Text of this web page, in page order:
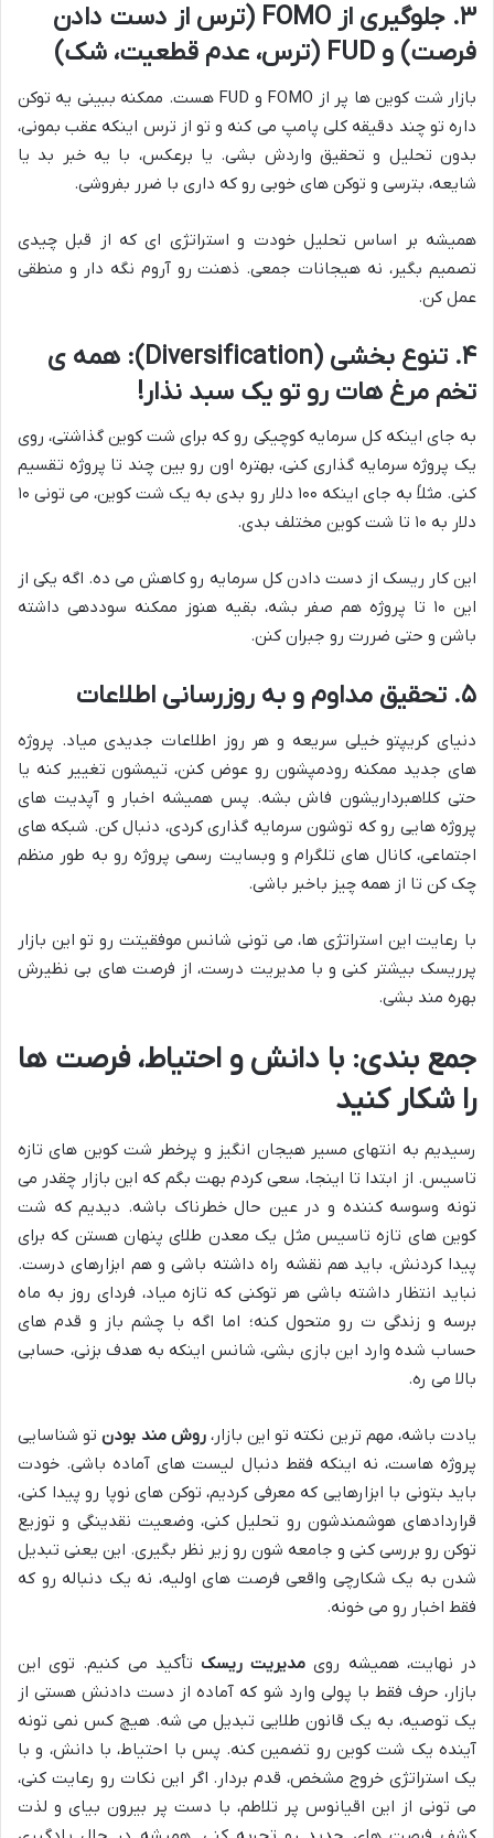
۳. جلوگیری از FOMO (ترس از دست دادن
فرصت) و FUD (ترس، عدم قطعیت، شک)
بازار شت کوین ها پر از FOMO و FUD هست. ممکنه ببینی یه توکن
داره تو چند دقیقه کلی پامپ می کنه و تو از ترس اینکه عقب بمونی،
بدون تحلیل و تحقیق واردش بشی. یا برعکس، با یه خبر بد یا
شایعه، بترسی و توکن های خوبی رو که داری با ضرر بفروشی.
همیشه بر اساس تحلیل خودت و استراتژی ای که از قبل چیدی
تصمیم بگیر، نه هیجانات جمعی. ذهنت رو آروم نگه دار و منطقی
عمل کن.
۴. تنوع بخشی ( Diversification): همه ی
تخم مرغ هات رو تو یک سبد نذار!
به جای اینکه کل سرمایه کوچیکی رو که برای شت کوین گذاشتی، روی
یک پروژه سرمایه گذاری کنی، بهتره اون رو بین چند تا پروژه تقسیم
کنی. مثلاً به جای اینکه ۱۰۰ دلار رو بدی به یک شت کوین، می تونی ۱۰
دلار به ۱۰ تا شت کوین مختلف بدی.
این کار ریسک از دست دادن کل سرمایه رو کاهش می ده. اگه یکی از
این ۱۰ تا پروژه هم صفر بشه، بقیه هنوز ممکنه سوددهی داشته
باشن و حتی ضررت رو جبران کنن.
۵. تحقیق مداوم و به روزرسانی اطلاعات
دنیای کریپتو خیلی سریعه و هر روز اطلاعات جدیدی میاد. پروژه
های جدید ممکنه رودمپشون رو عوض کنن، تیمشون تغییر کنه یا
حتی کلاهبرداریشون فاش بشه. پس همیشه اخبار و آپدیت های
پروژه هایی رو که توشون سرمایه گذاری کردی، دنبال کن. شبکه های
اجتماعی، کانال های تلگرام و وبسایت رسمی پروژه رو به طور منظم
چک کن تا از همه چیز باخبر باشی.
با رعایت این استراتژی ها، می تونی شانس موفقیتت رو تو این بازار
پرریسک بیشتر کنی و با مدیریت درست، از فرصت های بی نظیرش
بهره مند بشی.
جمع بندی: با دانش و احتیاط، فرصت ها
را شکار کنید
رسیدیم به انتهای مسیر هیجان انگیز و پرخطر شت کوین های تازه
تاسیس. از ابتدا تا اینجا، سعی کردم بهت بگم که این بازار چقدر می
تونه وسوسه کننده و در عین حال خطرناک باشه. دیدیم که شت
کوین های تازه تاسیس مثل یک معدن طلای پنهان هستن که برای
پیدا کردنش، باید هم نقشه راه داشته باشی و هم ابزارهای درست.
نباید انتظار داشته باشی هر توکنی که تازه میاد، فردای روز به ماه
برسه و زندگی ت رو متحول کنه؛ اما اگه با چشم باز و قدم های
حساب شده وارد این بازی بشی، شانس اینکه به هدف بزنی، حسابی
بالا می ره.
یادت باشه، مهم ترین نکته تو این بازار،روش مند بودنتو شناسایی
پروژه هاست، نه اینکه فقط دنبال لیست های آماده باشی. خودت
باید بتونی با ابزارهایی که معرفی کردیم، توکن های نوپا رو پیدا کنی،
قراردادهای هوشمندشون رو تحلیل کنی، وضعیت نقدینگی و توزیع
توکن رو بررسی کنی و جامعه شون رو زیر نظر بگیری. این یعنی تبدیل
شدن به یک شکارچی واقعی فرصت های اولیه، نه یک دنباله رو که
فقط اخبار رو می خونه.
در نهایت، همیشه روی مدیریت ریسک تأکید می کنیم. توی این
بازار، حرف فقط با پولی وارد شو که آماده از دست دادنش هستی از
یک توصیه، به یک قانون طلایی تبدیل می شه. هیچ کس نمی تونه
آینده یک شت کوین رو تضمین کنه. پس با احتیاط، با دانش، و با
یک استراتژی خروج مشخص، قدم بردار. اگر این نکات رو رعایت کنی،
می تونی از این اقیانوس پر تلاطم، با دست پر بیرون بیای و لذت